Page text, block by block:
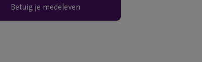
Betuig je medeleven